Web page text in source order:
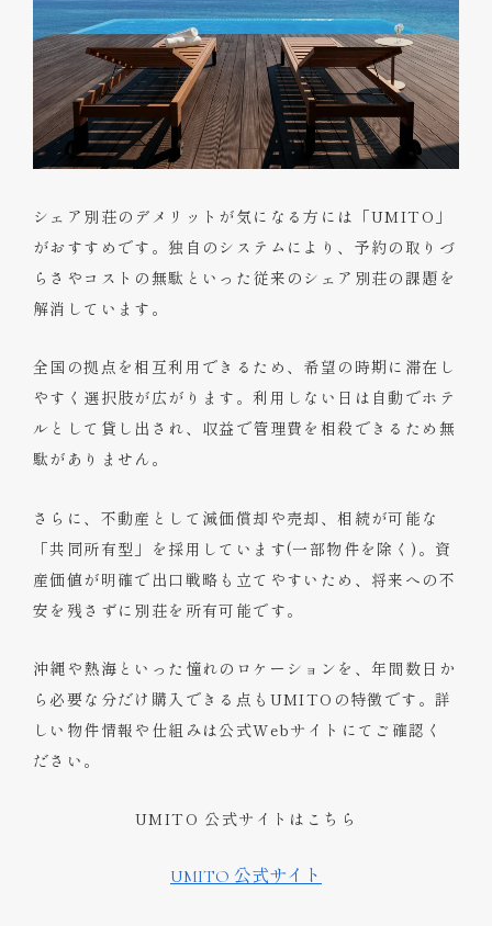
シェア別荘のデメリットが気になる方には「UMITO」
がおすすめです。独自のシステムにより、予約の取りづ
らさやコストの無駄といった従来のシェア別荘の課題を
解消しています。
全国の拠点を相互利用できるため、希望の時期に滞在し
やすく選択肢が広がります。利用しない日は自動でホテ
ルとして貸し出され、収益で管理費を相殺できるため無
駄がありません。
さらに、不動産として減価償却や売却、相続が可能な
「共同所有型」を採用しています(一部物件を除く)。資
産価値が明確で出口戦略も立てやすいため、将来への不
安を残さずに別荘を所有可能です。
沖縄や熱海といった憧れのロケーションを、年間数日か
ら必要な分だけ購入できる点もUMITOの特徴です。詳
しい物件情報や仕組みは公式Webサイトにてご確認く
ださい。
UMITO 公式サイトはこちら
UMITO 公式サイト